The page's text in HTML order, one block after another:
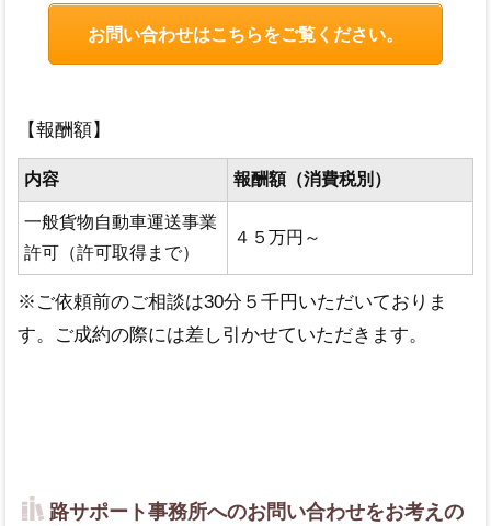
お問い合わせはこちらをご覧ください。
【報酬額】
内容 報酬額（消費税別）
一般貨物自動車運送事業
許可（許可取得まで）
４５万円～
※ご依頼前のご相談は30分５千円いただいておりま
す。ご成約の際には差し引かせていただきます。
路サポート事務所へのお問い合わせをお考えの